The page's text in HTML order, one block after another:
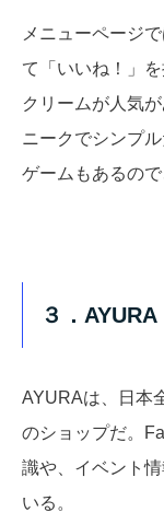
メニューページ
て「いいね！」
クリームが人気
ニークでシンプ
ゲームもあるので
３．AYURA
AYURAは、日本
のショップだ。
識や、イベント
いる。